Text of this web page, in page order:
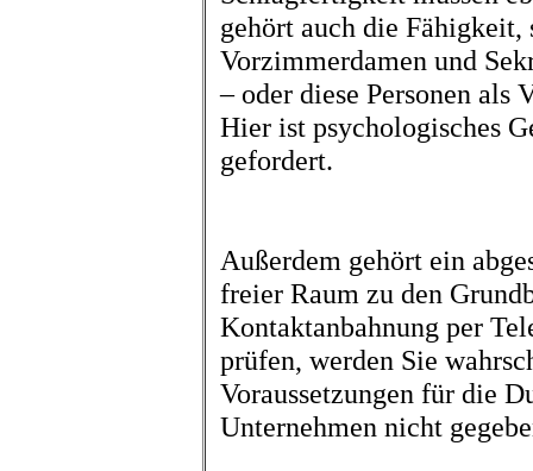
gehört auch die
Vorzimmerdamen und
– oder diese Personen als
Hier ist psychologisches
gefordert.
Außerdem gehört ein
freier Raum zu den
Kontaktanbahnung per
prüfen, werden Sie
Voraussetzungen für die
Unternehmen nicht